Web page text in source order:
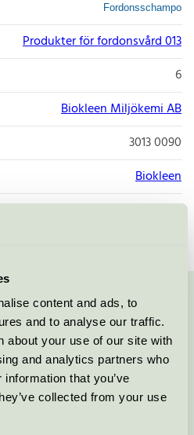
content and ads, to
and to analyse our traffic.
about your use of our site with
and analytics partners who
that you’ve
collected from your use
Fordonsschampo
Produkter för fordonsvård 013
6
Biokleen Miljökemi AB
3013 0090
Biokleen
3013 0090
24 00eller via formuläret: